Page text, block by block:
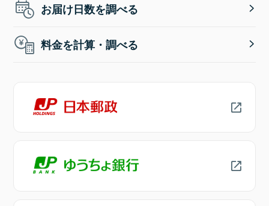
お届け日数を調べる
料金を計算・調べる